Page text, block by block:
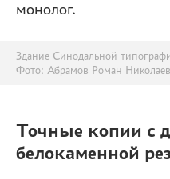
монолог.
Здание Синодальной
Фото: Абрамов Роман
Точные копии с
белокаменной